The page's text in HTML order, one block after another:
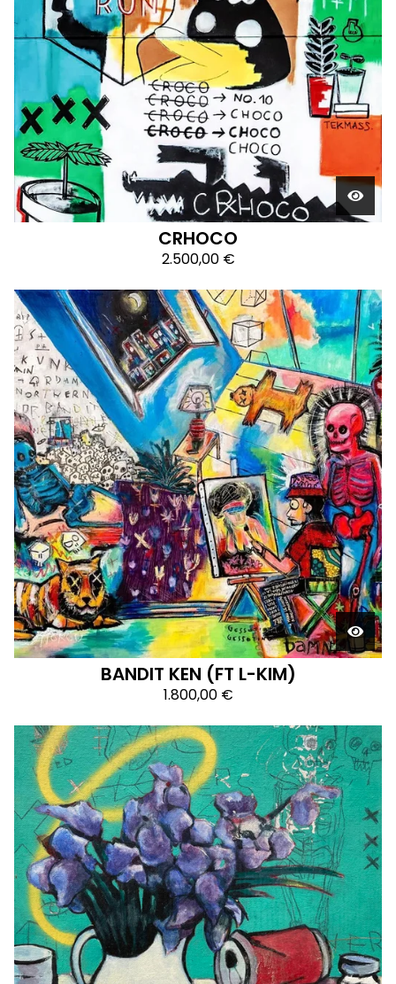
CRHOCO
2.500,00 €
BANDIT KEN (FT L-KIM)
1.800,00 €